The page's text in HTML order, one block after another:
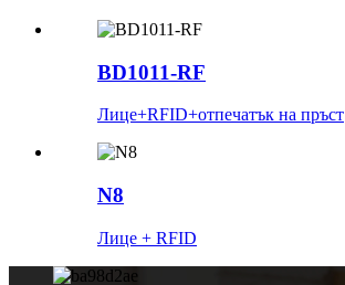
BD1011-RF
Лице+RFID+отпечатък на пръст
N8
Лице + RFID